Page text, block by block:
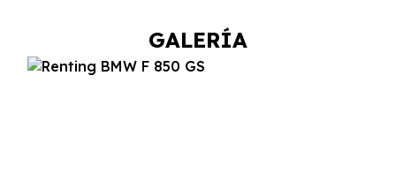
GALERÍA